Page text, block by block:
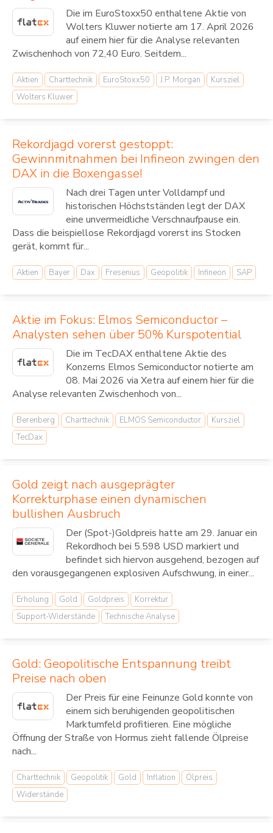
Die im EuroStoxx50 enthaltene Aktie von
Wolters Kluwer notierte am 17. April 2026
auf einem hier für die Analyse relevanten
Zwischenhoch von 72,40 Euro. Seitdem...
Aktien Charttechnik EuroStoxx50 J.P. Morgan
Kursziel
Wolters Kluwer
Rekordjagd vorerst gestoppt:
Gewinnmitnahmen bei Infineon zwingen den
DAX in die Boxengasse!
Nach drei Tagen unter Volldampf und
historischen Höchstständen legt der DAX
eine unvermeidliche Verschnaufpause ein.
Dass die beispiellose Rekordjagd vorerst ins Stocken
gerät, kommt für...
Aktien Bayer Dax Fresenius Geopolitik Infineon SAP
Aktie im Fokus: Elmos Semiconductor –
Analysten sehen über 50% Kurspotential
Die im TecDAX enthaltene Aktie des
Konzerns Elmos Semiconductor notierte am
08. Mai 2026 via Xetra auf einem hier für die
Analyse relevanten Zwischenhoch von...
Berenberg Charttechnik ELMOS Semiconductor
Kursziel
TecDax
Gold zeigt nach ausgeprägter
Korrekturphase einen dynamischen
bullishen Ausbruch
Der (Spot-)Goldpreis hatte am 29. Januar ein
Rekordhoch bei 5.598 USD markiert und
befindet sich hiervon ausgehend, bezogen auf
den vorausgegangenen explosiven Aufschwung, in einer...
Erholung Gold Goldpreis
Korrektur
Support-Widerstände
Technische Analyse
Gold: Geopolitische Entspannung treibt
Preise nach oben
Der Preis für eine Feinunze Gold konnte von
einem sich beruhigenden geopolitischen
Marktumfeld profitieren. Eine mögliche
Öffnung der Straße von Hormus zieht fallende Ölpreise
nach...
Charttechnik Geopolitik Gold Inflation
Ölpreis
Widerstände